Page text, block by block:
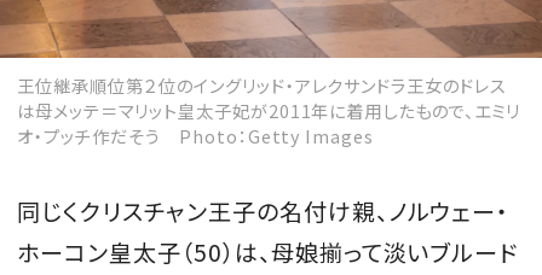
王位継承順位第２位のイングリッド・アレクサンドラ王女のドレス
は母メッテ＝マリット皇太子妃が2011年に着用したもので、エミリ
オ・プッチ作だそう Photo：Getty Images
同じくクリスチャン王子の名付け親、ノルウェー・
ホーコン皇太子（50）は、母娘揃って淡いブルード